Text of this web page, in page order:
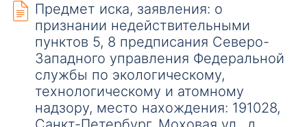
Предмет иска, заявления: о
признании недействительными
пунктов 5, 8 предписания Северо-
Западного управления Федеральной
службы по экологическому,
технологическому и атомному
надзору, место нахождения: 191028,